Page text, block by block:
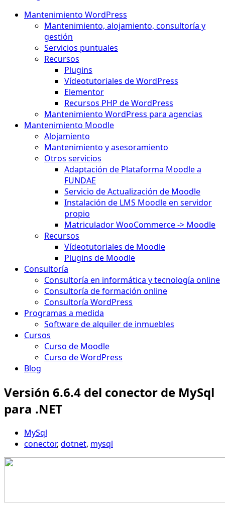
Mantenimiento WordPress
Mantenimiento, alojamiento, consultoría y
gestión
Servicios puntuales
Recursos
Plugins
Vídeotutoriales de WordPress
Elementor
Recursos PHP de WordPress
Mantenimiento WordPress para agencias
Mantenimiento Moodle
Alojamiento
Mantenimiento y asesoramiento
Otros servicios
Adaptación de Plataforma Moodle a
FUNDAE
Servicio de Actualización de Moodle
Instalación de LMS Moodle en servidor
propio
Matriculador WooCommerce -> Moodle
Recursos
Vídeotutoriales de Moodle
Plugins de Moodle
Consultoría
Consultoría en informática y tecnología online
Consultoría de formación online
Consultoría WordPress
Programas a medida
Software de alquiler de inmuebles
Cursos
Curso de Moodle
Curso de WordPress
Blog
Versión 6.6.4 del conector de MySql
para .NET
MySql
conector, dotnet, mysql